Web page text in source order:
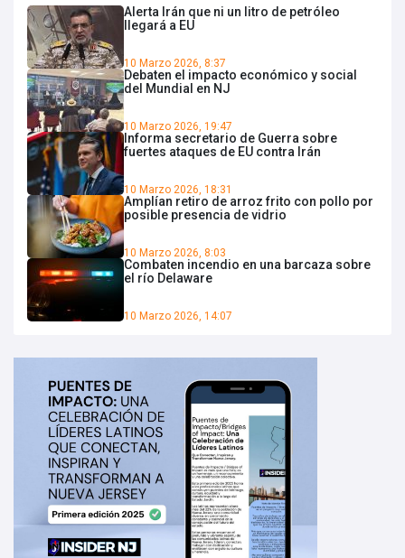
Alerta Irán que ni un litro de petróleo
llegará a EU
10 Marzo 2026, 8:37
Debaten el impacto económico y social
del Mundial en NJ
10 Marzo 2026, 19:47
Informa secretario de Guerra sobre
fuertes ataques de EU contra Irán
10 Marzo 2026, 18:31
Amplían retiro de arroz frito con pollo por
posible presencia de vidrio
10 Marzo 2026, 8:03
Combaten incendio en una barcaza sobre
el río Delaware
10 Marzo 2026, 14:07